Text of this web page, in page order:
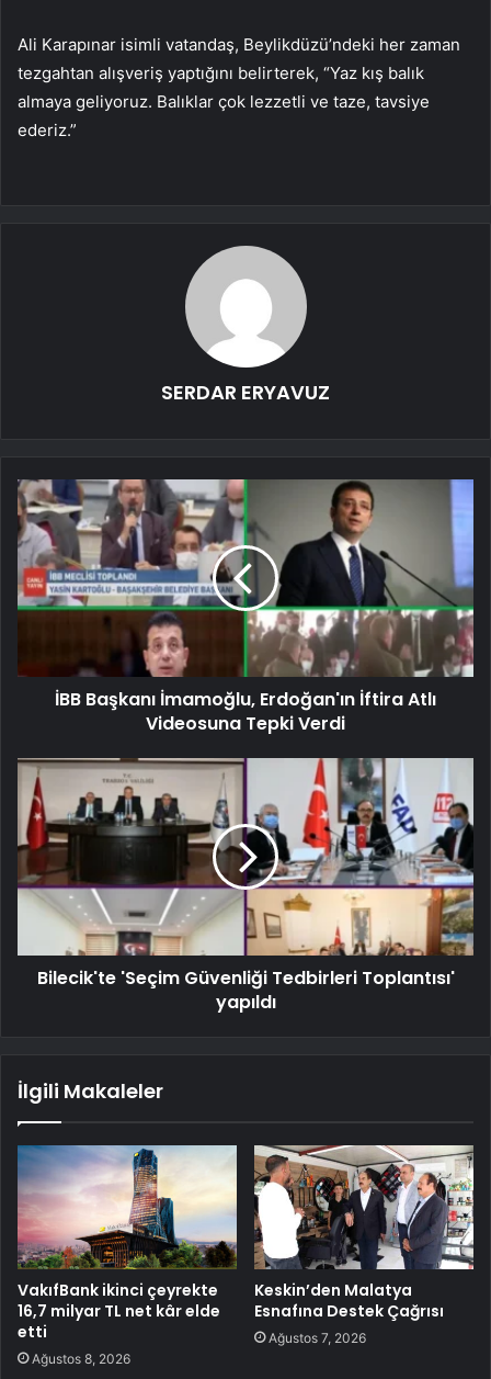
Ali Karapınar isimli vatandaş, Beylikdüzü’ndeki her zaman
tezgahtan alışveriş yaptığını belirterek, “Yaz kış balık
almaya geliyoruz. Balıklar çok lezzetli ve taze, tavsiye
ederiz.”
SERDAR ERYAVUZ
İBB Başkanı İmamoğlu, Erdoğan'ın İftira Atlı
Videosuna Tepki Verdi
Bilecik'te 'Seçim Güvenliği Tedbirleri Toplantısı'
yapıldı
İlgili Makaleler
VakıfBank ikinci çeyrekte
16,7 milyar TL net kâr elde
etti
Ağustos 8, 2026
Keskin’den Malatya
Esnafına Destek Çağrısı
Ağustos 7, 2026